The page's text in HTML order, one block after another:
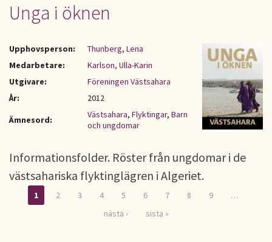
Unga i öknen
Upphovsperson:
Thunberg, Lena
Medarbetare:
Karlson, Ulla-Karin
Utgivare:
Föreningen Västsahara
År:
2012
Ämnesord:
Västsahara, Flyktingar, Barn
och ungdomar
Informationsfolder. Röster från ungdomar i de
västsahariska flyktinglägren i Algeriet.
1 2 3 4 5 6 7 8 9
…
nästa ›
sista »